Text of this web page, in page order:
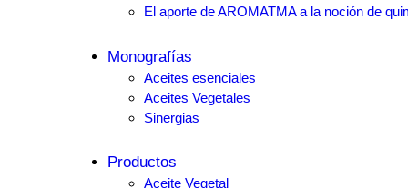
El aporte de AROMATMA a la noción de
Monografías
Aceites esenciales
Aceites Vegetales
Sinergias
Productos
Aceite Vegetal